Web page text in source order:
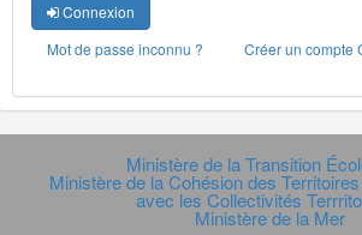
Connexion
Mot de passe inconnu ?
Créer un compte
Ministère de la Transition
Ministère de la Cohésion des
avec les Collectivités
Ministère de la Mer